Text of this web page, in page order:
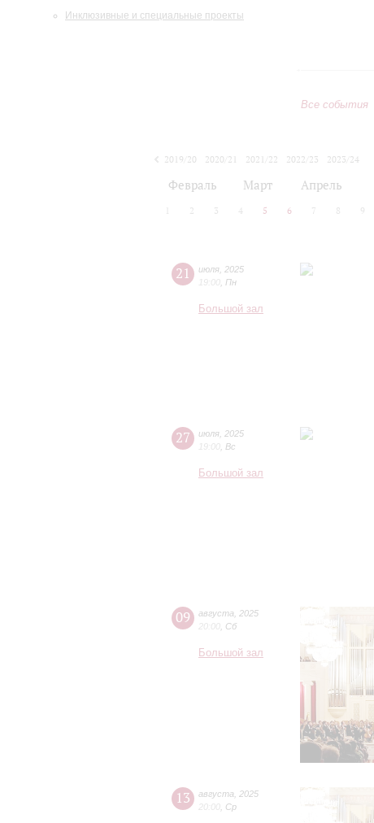
Инклюзивные и специальные проекты
Все события
2019/20
2020/21 2021/22 2022/23
2023/24
Февраль Март Апрель
2 3 4 5 6 7 8 9
21 июля 2025
19:00 Пн
Большой зал
27 июля 2025
19:00 Вс
Большой зал
09 августа
2025
20:00 Сб
Большой зал
13 августа
2025
20:00 Ср